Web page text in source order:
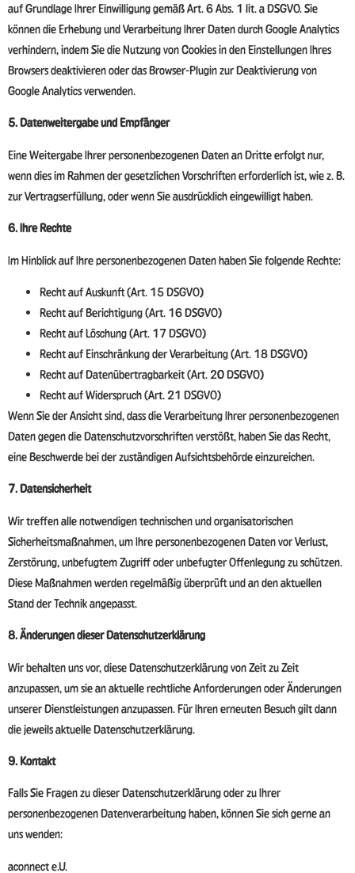
auf Grundlage Ihrer Einwilligung gemäß Art. 6 Abs. 1 lit. a DSGVO. Sie
können die Erhebung und Verarbeitung Ihrer Daten durch Google Analytics
verhindern, indem Sie die Nutzung von Cookies in den Einstellungen Ihres
Browsers deaktivieren oder das Browser-Plugin zur Deaktivierung von
Google Analytics verwenden.
5. Datenweitergabe und Empfänger
Eine Weitergabe Ihrer personenbezogenen Daten an Dritte erfolgt nur,
wenn dies im Rahmen der gesetzlichen Vorschriften erforderlich ist, wie z. B.
zur Vertragserfüllung, oder wenn Sie ausdrücklich eingewilligt haben.
6. Ihre Rechte
Im Hinblick auf Ihre personenbezogenen Daten haben Sie folgende Rechte:
Recht auf Auskunft (Art. 15 DSGVO)
Recht auf Berichtigung (Art. 16 DSGVO)
Recht auf Löschung (Art. 17 DSGVO)
Recht auf Einschränkung der Verarbeitung (Art. 18 DSGVO)
Recht auf Datenübertragbarkeit (Art. 20 DSGVO)
Recht auf Widerspruch (Art. 21 DSGVO)
Wenn Sie der Ansicht sind, dass die Verarbeitung Ihrer personenbezogenen
Daten gegen die Datenschutzvorschriften verstößt, haben Sie das Recht,
eine Beschwerde bei der zuständigen Aufsichtsbehörde einzureichen.
7. Datensicherheit
Wir treffen alle notwendigen technischen und organisatorischen
Sicherheitsmaßnahmen, um Ihre personenbezogenen Daten vor Verlust,
Zerstörung, unbefugtem Zugriff oder unbefugter Offenlegung zu schützen.
Diese Maßnahmen werden regelmäßig überprüft und an den aktuellen
Stand der Technik angepasst.
8. Änderungen dieser Datenschutzerklärung
Wir behalten uns vor, diese Datenschutzerklärung von Zeit zu Zeit
anzupassen, um sie an aktuelle rechtliche Anforderungen oder Änderungen
unserer Dienstleistungen anzupassen. Für Ihren erneuten Besuch gilt dann
die jeweils aktuelle Datenschutzerklärung.
9. Kontakt
Falls Sie Fragen zu dieser Datenschutzerklärung oder zu Ihrer
personenbezogenen Datenverarbeitung haben, können Sie sich gerne an
uns wenden:
aconnect e.U.